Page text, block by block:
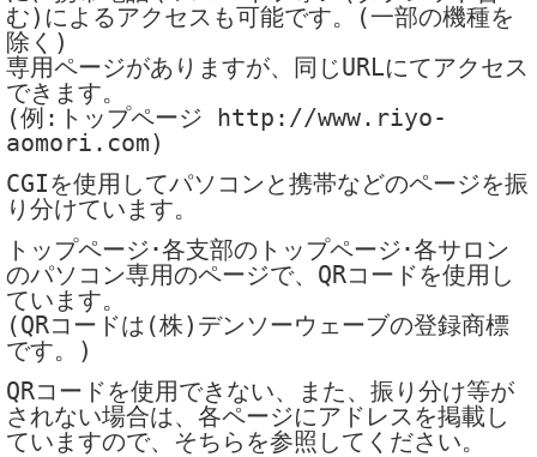
む)によるアクセスも可能です。(一部の機種を
除く)
専用ページがありますが、同じURLにてアクセス
できます。
(例:トップページ http://www.riyo-
aomori.com)
CGIを使用してパソコンと携帯などのページを振
り分けています。
トップページ･各支部のトップページ･各サロン
のパソコン専用のページで、QRコードを使用し
ています。
(QRコードは(株)デンソーウェーブの登録商標
です。)
QRコードを使用できない、また、振り分け等が
されない場合は、各ページにアドレスを掲載し
ていますので、そちらを参照してください。